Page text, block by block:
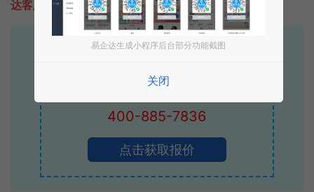
达客服即可为您定制开发，免费提供报价。
易企达10年行业沉淀！
立即拨打电话享优惠
400-885-7836
点击获取报价
易企达生成小程序后台部分功能截图
关闭